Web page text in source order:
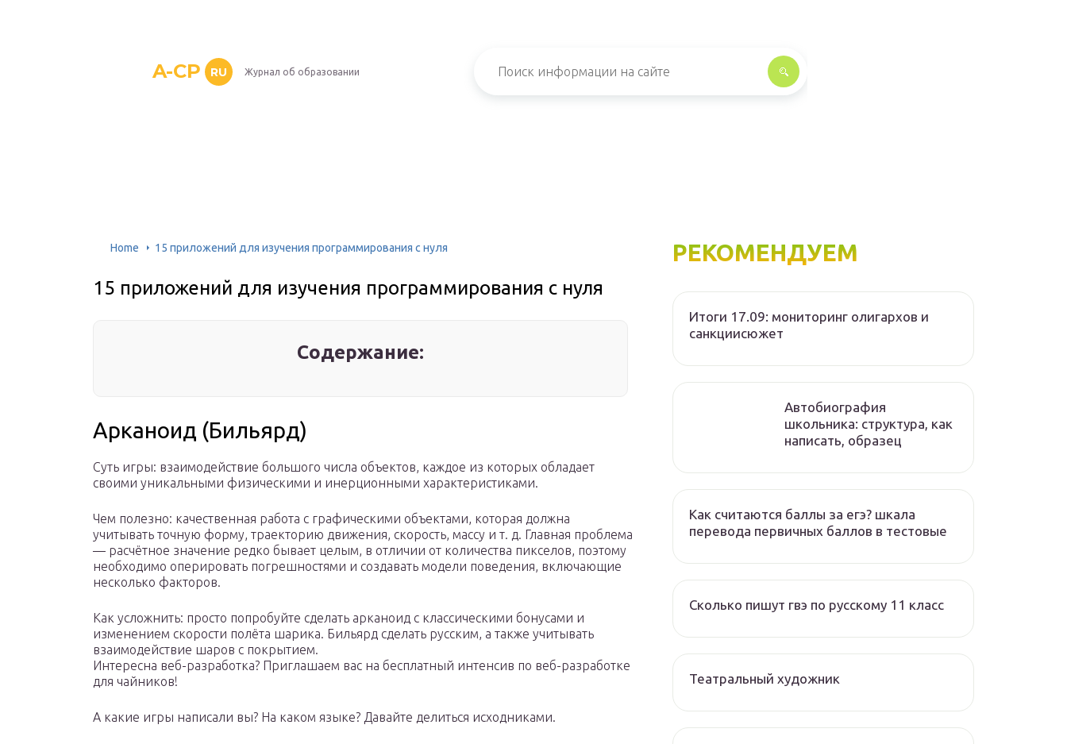
A-CP RU Журнал об образовании
Home 15 приложений для изучения программирования с нуля
15 приложений для изучения программирования с нуля
Содержание:
Арканоид (Бильярд)
Суть игры: взаимодействие большого числа объектов, каждое из которых обладает
своими уникальными физическими и инерционными характеристиками.
Чем полезно: качественная работа с графическими объектами, которая должна
учитывать точную форму, траекторию движения, скорость, массу и т. д. Главная проблема
— расчётное значение редко бывает целым, в отличии от количества пикселов, поэтому
необходимо оперировать погрешностями и создавать модели поведения, включающие
несколько факторов.
Как усложнить: просто попробуйте сделать арканоид с классическими бонусами и
изменением скорости полёта шарика. Бильярд сделать русским, а также учитывать
взаимодействие шаров с покрытием.
Интересна веб-разработка? Приглашаем вас на бесплатный интенсив по веб-разработке
для чайников!
А какие игры написали вы? На каком языке? Давайте делиться исходниками.
РЕКОМЕНДУЕМ
Итоги 17.09: мониторинг олигархов и
санкциисюжет
Автобиография
школьника: структура, как
написать, образец
Как считаются баллы за егэ? шкала
перевода первичных баллов в тестовые
Сколько пишут гвэ по русскому 11 класс
Театральный художник